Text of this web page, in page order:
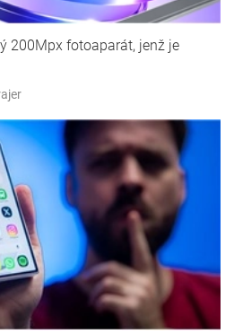
200Mpx fotoaparát, jenž je